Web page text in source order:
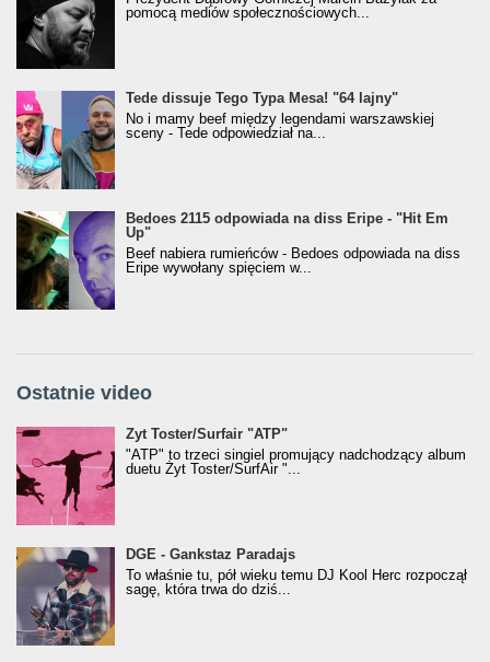
pomocą mediów społecznościowych...
Tede dissuje Tego Typa Mesa! "64 lajny"
No i mamy beef między legendami warszawskiej
sceny - Tede odpowiedział na...
Bedoes 2115 odpowiada na diss Eripe - "Hit Em
Up"
Beef nabiera rumieńców - Bedoes odpowiada na diss
Eripe wywołany spięciem w...
Ostatnie video
Żyt Toster/SurfAir - ATP VIDEO
Żyt Toster/Surfair "ATP"
"ATP" to trzeci singiel promujący nadchodzący album
duetu Żyt Toster/SurfAir "...
donGURALesko z nagrodą za
Klasyczny/Trueschoolowy Album Roku
(Popkillery 2023)
DGE - Gankstaz Paradajs
To właśnie tu, pół wieku temu DJ Kool Herc rozpoczął
sagę, która trwa do dziś...